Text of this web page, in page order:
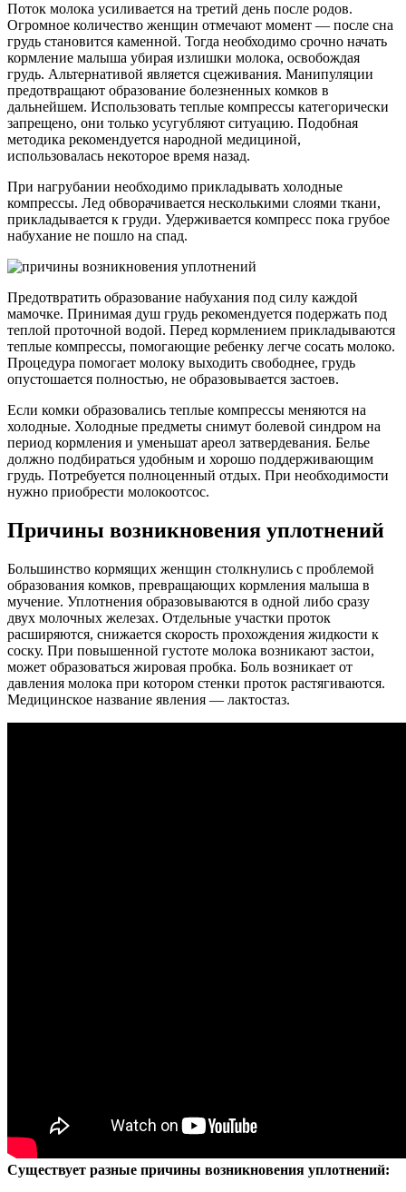
Поток молока усиливается на третий день после родов.
Огромное количество женщин отмечают момент — после сна
грудь становится каменной. Тогда необходимо срочно начать
кормление малыша убирая излишки молока, освобождая
грудь. Альтернативой является сцеживания. Манипуляции
предотвращают образование болезненных комков в
дальнейшем. Использовать теплые компрессы категорически
запрещено, они только усугубляют ситуацию. Подобная
методика рекомендуется народной медициной,
использовалась некоторое время назад.
При нагрубании необходимо прикладывать холодные
компрессы. Лед обворачивается несколькими слоями ткани,
прикладывается к груди. Удерживается компресс пока грубое
набухание не пошло на спад.
Предотвратить образование набухания под силу каждой
мамочке. Принимая душ грудь рекомендуется подержать под
теплой проточной водой. Перед кормлением прикладываются
теплые компрессы, помогающие ребенку легче сосать молоко.
Процедура помогает молоку выходить свободнее, грудь
опустошается полностью, не образовывается застоев.
Если комки образовались теплые компрессы меняются на
холодные. Холодные предметы снимут болевой синдром на
период кормления и уменьшат ареол затвердевания. Белье
должно подбираться удобным и хорошо поддерживающим
грудь. Потребуется полноценный отдых. При необходимости
нужно приобрести молокоотсос.
Причины возникновения уплотнений
Большинство кормящих женщин столкнулись с проблемой
образования комков, превращающих кормления малыша в
мучение. Уплотнения образовываются в одной либо сразу
двух молочных железах. Отдельные участки проток
расширяются, снижается скорость прохождения жидкости к
соску. При повышенной густоте молока возникают застои,
может образоваться жировая пробка. Боль возникает от
давления молока при котором стенки проток растягиваются.
Медицинское название явления — лактостаз.
Существует разные причины возникновения уплотнений: